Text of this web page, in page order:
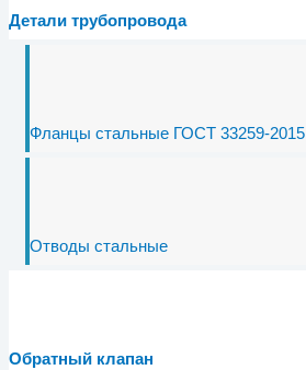
Детали трубопровода
Фланцы стальные ГОСТ 33259-2015
Отводы стальные
Обратный клапан